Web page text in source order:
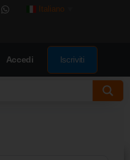
Italiano
Accedi Iscriviti